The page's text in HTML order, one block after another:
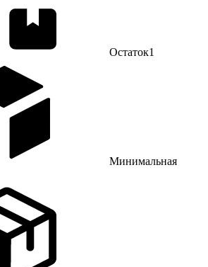
Остаток1
Минимальная